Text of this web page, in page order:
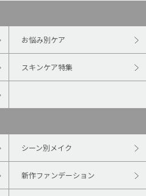
お悩み別ケア
スキンケア特集
シーン別メイク
新作ファンデーション